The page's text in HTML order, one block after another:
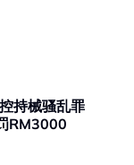
持械骚乱罪
罪 最高罚RM3000